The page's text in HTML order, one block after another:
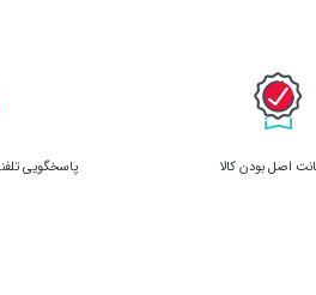
اصل بودن کالا پاسخگویی تلفنی از